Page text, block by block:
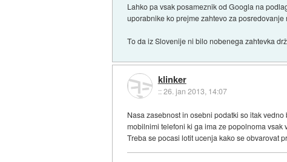
Lahko pa vsak posameznik od Googla na
uporabnike ko prejme zahtevo za
To da iz Slovenije ni bilo nobenega zahtevka
klinker
::26. jan 2013, 14:07
Nasa zasebnost in osebni podatki so itak
mobilnimi telefoni ki ga ima ze popolnoma
Treba se pocasi lotit ucenja kako se obvarovat